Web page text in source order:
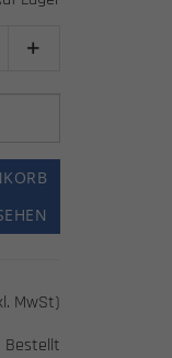

MwSt)
Bestellt